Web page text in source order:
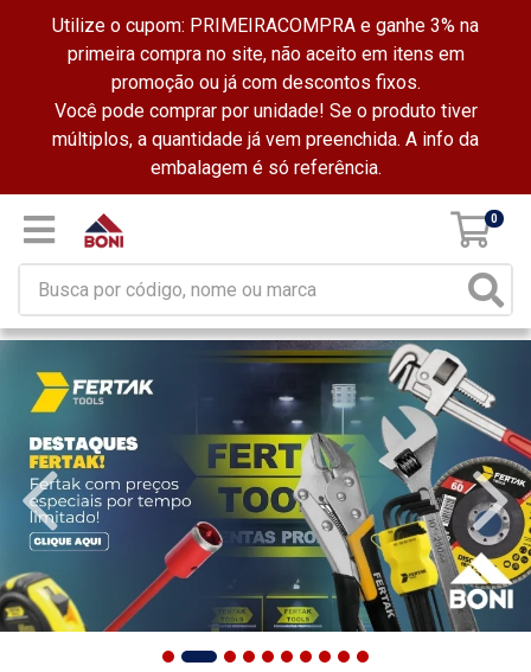
Utilize o cupom: PRIMEIRACOMPRA e ganhe 3% na
primeira compra no site, não aceito em itens em
promoção ou já com descontos fixos.
Você pode comprar por unidade! Se o produto tiver
múltiplos, a quantidade já vem preenchida. A info da
embalagem é só referência.
0